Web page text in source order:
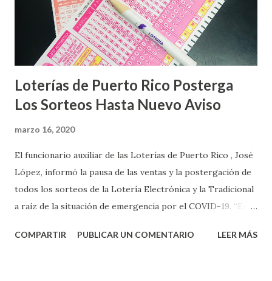
Loterías de Puerto Rico Posterga
Los Sorteos Hasta Nuevo Aviso
marzo 16, 2020
El funcionario auxiliar de las Loterías de Puerto Rico , José
López, informó la pausa de las ventas y la postergación de
todos los sorteos de la Lotería Electrónica y la Tradicional
a raíz de la situación de emergencia por el COVID-19. “En
proteger la salud de nuestros empleados, vendedores y
COMPARTIR PUBLICAR UN COMENTARIO LEER MÁS